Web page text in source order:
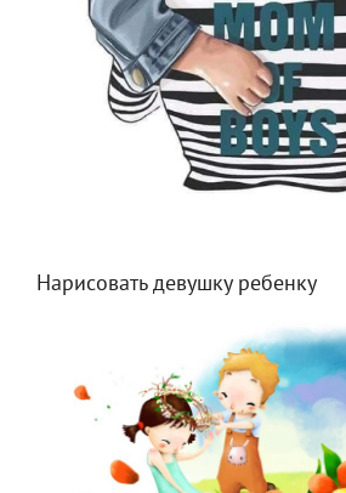
Нарисовать девушку ребенку